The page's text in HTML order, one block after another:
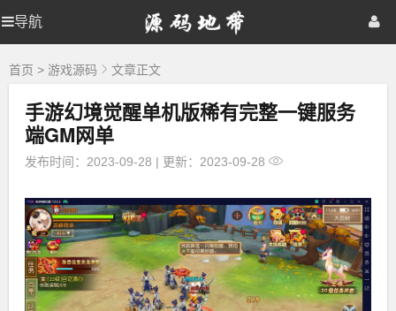
导航
源
码
带
源
码
首页 网站源码
棋牌源码
首页 > 游戏源码 文章正文
手游幻境觉醒单机版稀有完整一键服务
端GM网单
发布时间：2023-09-28 | 更新：2023-09-28